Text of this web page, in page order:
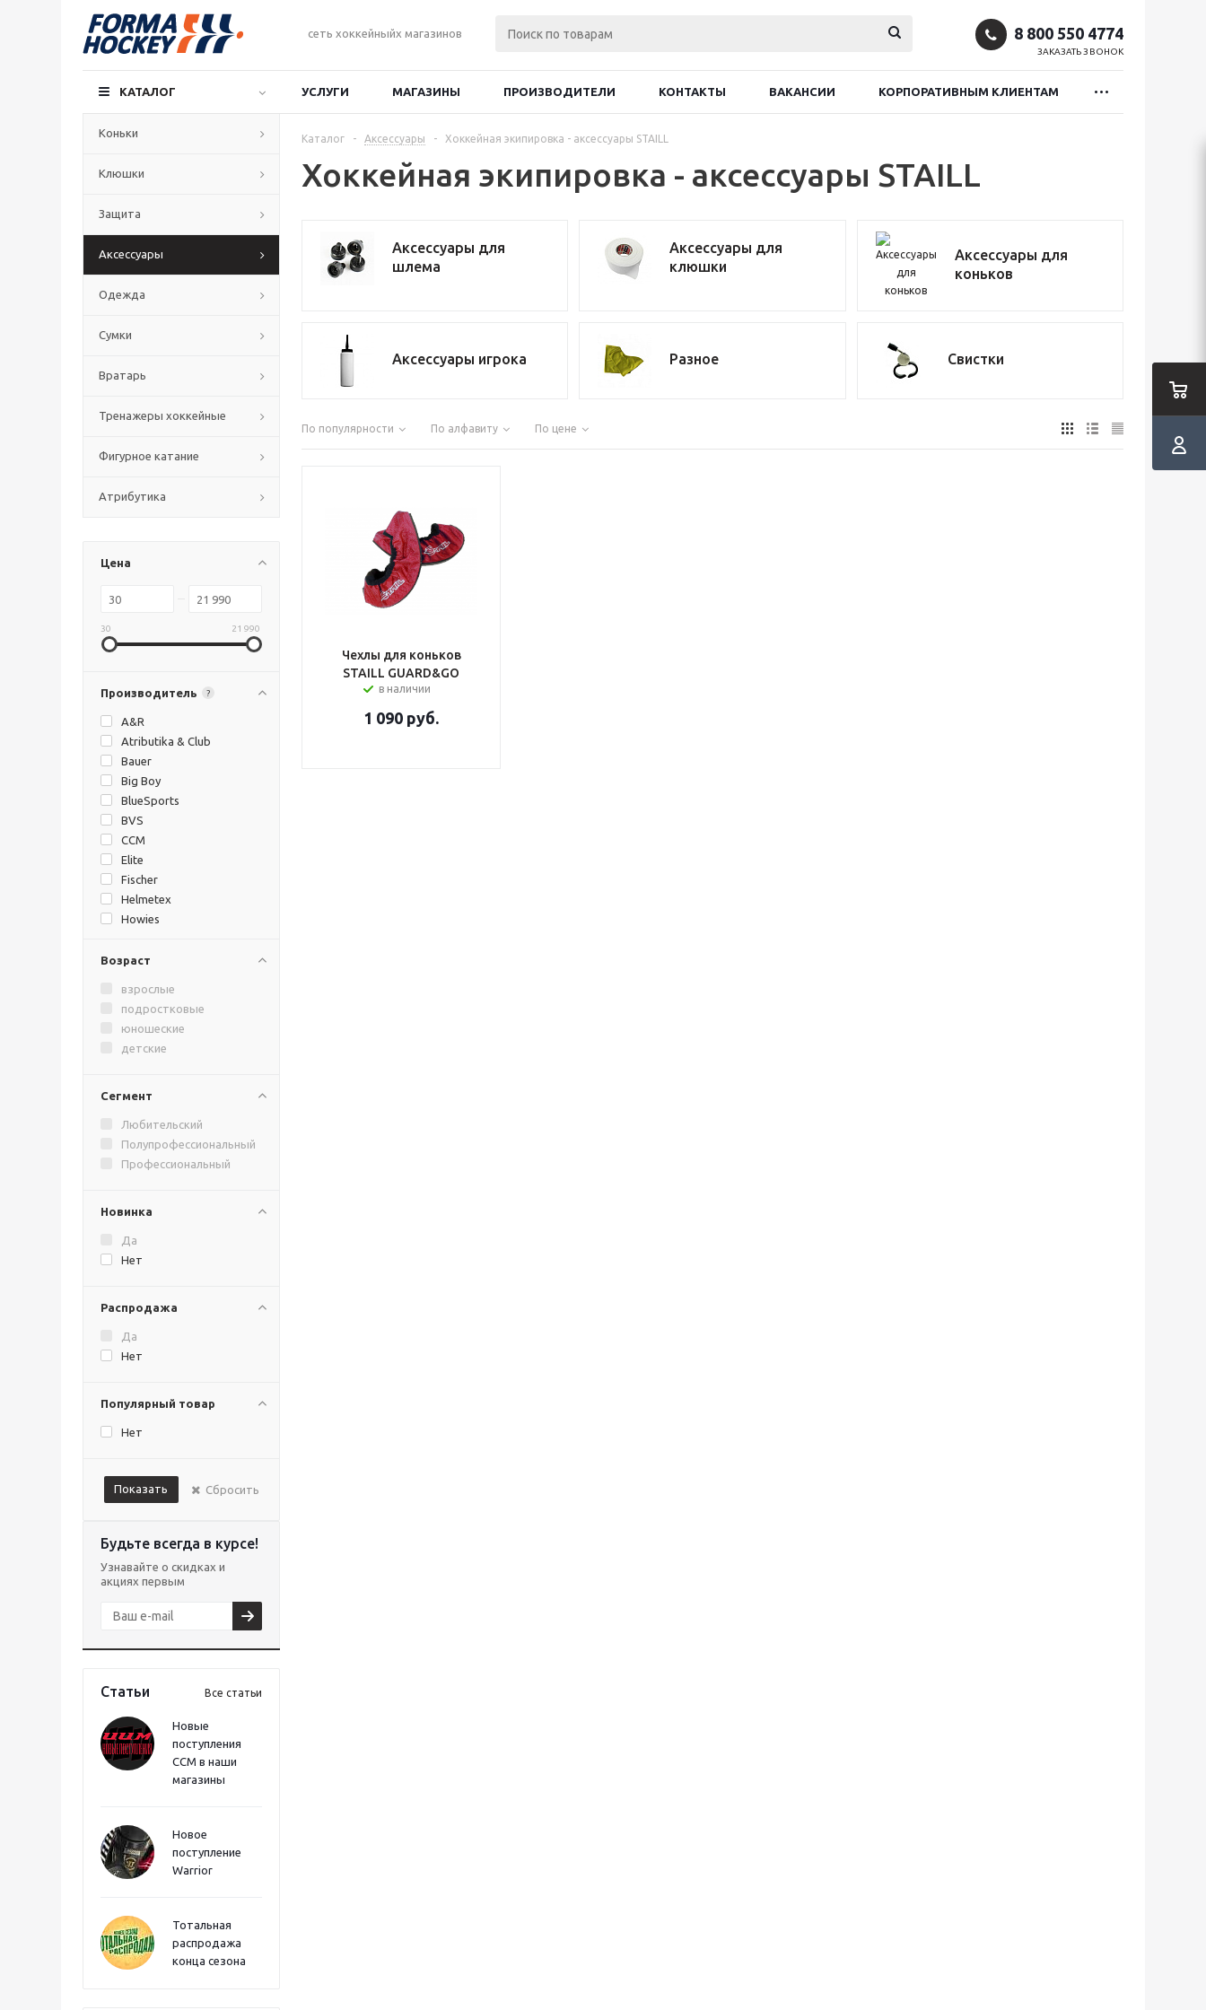
сеть хоккейныйх магазинов 8 800 550 4774
ЗАКАЗАТЬ ЗВОНОК
КАТАЛОГ УСЛУГИ МАГАЗИНЫ ПРОИЗВОДИТЕЛИ КОНТАКТЫ ВАКАНСИИ КОРПОРАТИВНЫМ КЛИЕНТАМ
Коньки
Клюшки
Защита
Аксессуары
Одежда
Сумки
Вратарь
Тренажеры хоккейные
Фигурное катание
Атрибутика
Цена
30 21 990
Производитель ?
A&R
Atributika & Club
Bauer
Big Boy
BlueSports
BVS
CCM
Elite
Fischer
Helmetex
Howies
Isostar
Mad Guy
Nike
REZZTEK
SOYUZ bc
Sportstape
TSP
Well Hockey
ХОРС
Возраст
взрослые
подростковые
юношеские
детские
Сегмент
Любительский
Полупрофессиональный
Профессиональный
Новинка
Да
Нет
Распродажа
Да
Нет
Популярный товар
Нет
Показать Сбросить
Будьте всегда в курсе!
Узнавайте о скидках и
акциях первым
Статьи Все статьи
Новые
поступления
CCM в наши
магазины
Новое
поступление
Warrior
Тотальная
распродажа
конца сезона
Каталог - Аксессуары - Хоккейная экипировка - аксессуары STAILL
Хоккейная экипировка - аксессуары STAILL
Аксессуары для
шлема
Аксессуары для
клюшки
Аксессуары для
коньков
Аксессуары игрока Разное Свистки
По популярности По алфавиту По цене
Чехлы для коньков
STAILL GUARD&GO
в наличии
1 090 руб.